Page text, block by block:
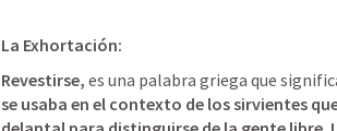
La Exhortación:
Revestirse, es una palabra griega que
se usaba en el contexto de los sirvientes